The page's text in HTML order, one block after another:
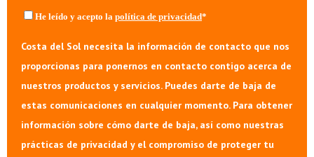
He leído y acepto la política de privacidad*
Costa del Sol necesita la información de contacto que nos
proporcionas para ponernos en contacto contigo acerca de
nuestros productos y servicios. Puedes darte de baja de
estas comunicaciones en cualquier momento. Para obtener
información sobre cómo darte de baja, así como nuestras
prácticas de privacidad y el compromiso de proteger tu